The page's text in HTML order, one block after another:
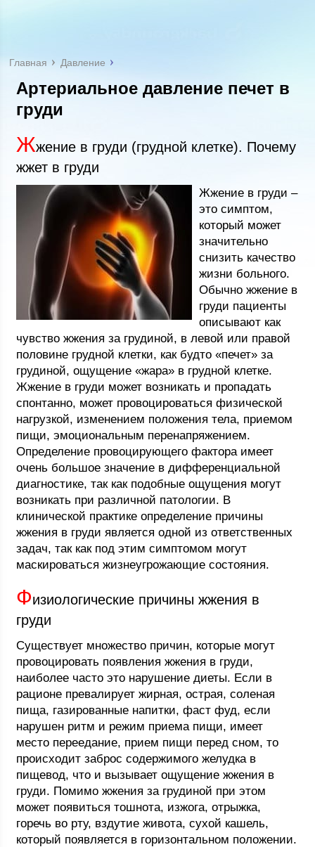
Главная Давление
Артериальное давление печет в
груди
Жжение в груди (грудной клетке). Почему
жжет в груди
Жжение в груди –
это симптом,
который может
значительно
снизить качество
жизни больного.
Обычно жжение в
груди пациенты
описывают как
чувство жжения за грудиной, в левой или правой
половине грудной клетки, как будто «печет» за
грудиной, ощущение «жара» в грудной клетке.
Жжение в груди может возникать и пропадать
спонтанно, может провоцироваться физической
нагрузкой, изменением положения тела, приемом
пищи, эмоциональным перенапряжением.
Определение провоцирующего фактора имеет
очень большое значение в дифференциальной
диагностике, так как подобные ощущения могут
возникать при различной патологии. В
клинической практике определение причины
жжения в груди является одной из ответственных
задач, так как под этим симптомом могут
маскироваться жизнеугрожающие состояния.
Физиологические причины жжения в
груди
Существует множество причин, которые могут
провоцировать появления жжения в груди,
наиболее часто это нарушение диеты. Если в
рационе превалирует жирная, острая, соленая
пища, газированные напитки, фаст фуд, если
нарушен ритм и режим приема пищи, имеет
место переедание, прием пищи перед сном, то
происходит заброс содержимого желудка в
пищевод, что и вызывает ощущение жжения в
груди. Помимо жжения за грудиной при этом
может появиться тошнота, изжога, отрыжка,
горечь во рту, вздутие живота, сухой кашель,
который появляется в горизонтальном положении.